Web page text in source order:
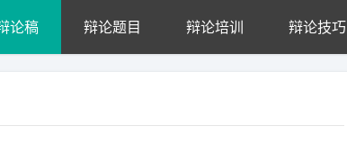
论稿 辩论题目 辩论培训 辩论技巧